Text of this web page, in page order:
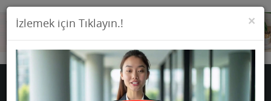
×
İzlemek için Tıklayın.!